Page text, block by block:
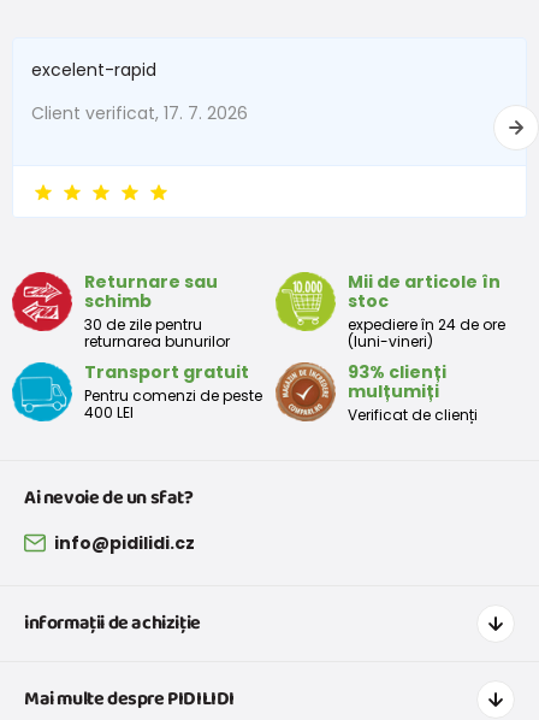
excelent-rapid
Client verificat, 17. 7. 2026
Returnare sau
schimb
30 de zile pentru
returnarea bunurilor
Mii de articole în
stoc
expediere în 24 de ore
(luni-vineri)
Transport gratuit
Pentru comenzi de peste
400 LEI
93% clienți
mulțumiți
Verificat de clienți
Ai nevoie de un sfat?
info@pidilidi.cz
informații de achiziție
Transport și plată
Mai multe despre PIDILIDI